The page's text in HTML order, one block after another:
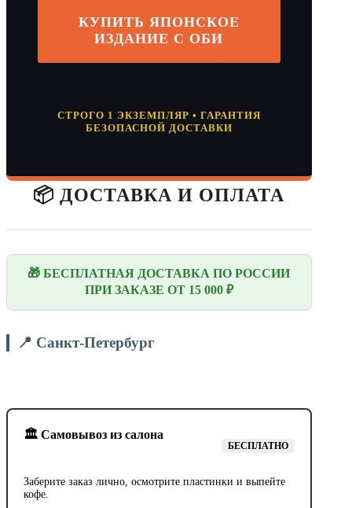
КУПИТЬ ЯПОНСКОЕ
ИЗДАНИЕ С ОБИ
СТРОГО 1 ЭКЗЕМПЛЯР • ГАРАНТИЯ
БЕЗОПАСНОЙ ДОСТАВКИ
📦 ДОСТАВКА И ОПЛАТА
🎁 БЕСПЛАТНАЯ ДОСТАВКА ПО РОССИИ
ПРИ ЗАКАЗЕ ОТ 15 000 ₽
📍 Санкт-Петербург
🏛️ Самовывоз из салона
БЕСПЛАТНО
Заберите заказ лично, осмотрите пластинки и выпейте
кофе.